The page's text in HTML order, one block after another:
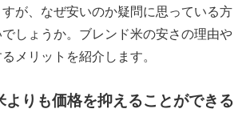
が、なぜ安いのか疑問に思っている方
しょうか。ブレンド米の安さの理由や
メリットを紹介します。
よりも価格を抑えることができる